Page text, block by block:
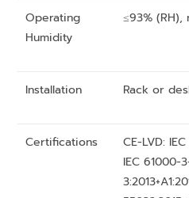
Operating
Humidity
≤93%
Installation Rack or
Certifications
CE-LVD:
IEC 61000-